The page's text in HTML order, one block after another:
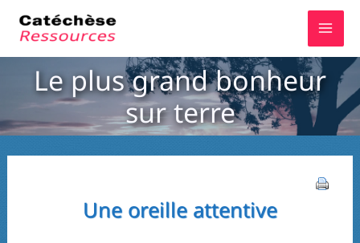
Le plus grand bonheur
sur terre
Une oreille attentive